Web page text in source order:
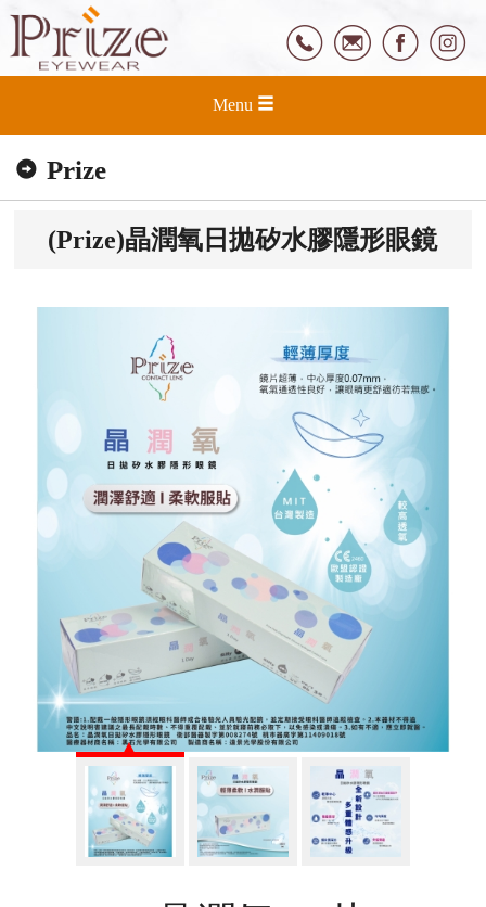
Menu
Prize
(Prize)晶潤氧日拋矽水膠隱形眼鏡